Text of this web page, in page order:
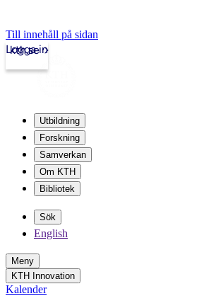
Till innehåll på sidan
kth.se
Logga in
Utbildning
Forskning
Samverkan
Om KTH
Bibliotek
Sök
English
Meny
KTH Innovation
Kalender